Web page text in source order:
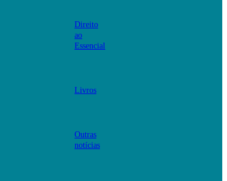
Direito
ao
Essencial
Livros
Outras
notícias